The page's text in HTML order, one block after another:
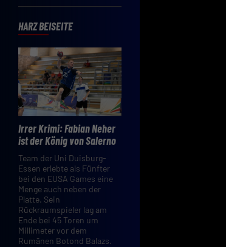
HARZ BEISEITE
Irrer Krimi: Fabian Neher
ist der König von Salerno
Team der Uni Duisburg-
Essen erlebte als Fünfter
bei den EUSA Games eine
Menge auch neben der
Platte. Sein
Rückraumspieler lag am
Ende bei 45 Toren um
Millimeter vor dem
Rumänen Botond Balazs.